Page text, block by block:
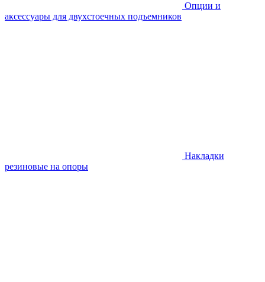
Опции и
аксессуары для двухстоечных подъемников
Накладки
резиновые на опоры